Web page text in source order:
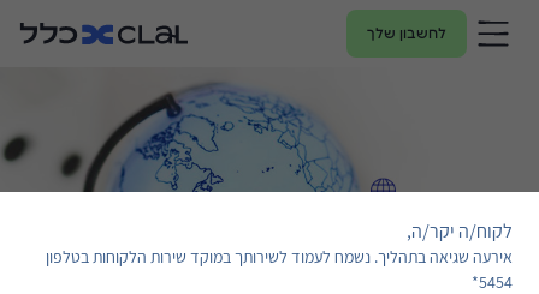
לחשבון שלך
לקוח/ה יקר/ה,
אירעה שגיאה בתהליך. נשמח לעמוד לשירותך במוקד שירות הלקוחות בטלפון
5454*